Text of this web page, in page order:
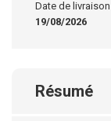
Date de
19/08/2026
Résumé